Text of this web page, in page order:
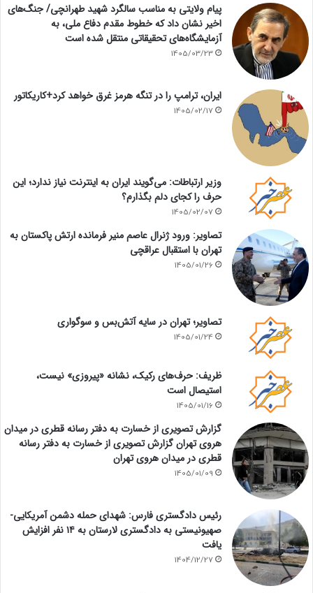
پیام ولایتی به مناسب سالگرد شهید طهرانچی/ جنگ‌های
اخیر نشان داد که خطوط مقدم دفاع ملی، به
آزمایشگاه‌های تحقیقاتی منتقل شده است
1405/03/23
ایران، ترامپ را در تنگه هرمز غرق خواهد کرد+کاریکاتور
1405/02/17
وزیر ارتباطات: می‌گویند ایران به اینترنت نیاز ندارد؛ این
حرف را کجای دلم بگذارم؟
1405/02/07
تصاویر: ورود ژنرال عاصم منیر فرمانده ارتش پاکستان به
تهران با استقبال عراقچی
1405/01/26
تصاویر؛ تهران در سایه آتش‌بس و سوگواری
1405/01/24
ظریف: حرف‌های رکیک، نشانه «پیروزی» نیست،
استیصال است
1405/01/16
گزارش تصویری از خسارت به دفتر رسانه قطری در میدان
هروی تهران گزارش تصویری از خسارت به دفتر رسانه
قطری در میدان هروی تهران
1405/01/09
رئیس دادگستری فارس: شهدای حمله دشمن آمریکایی-
صهیونیستی به دادگستری لارستان به ۱۴ نفر افزایش
یافت
1404/12/27